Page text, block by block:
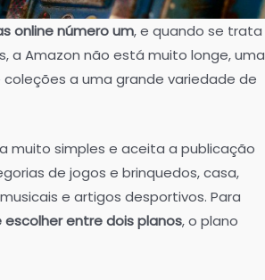
online número um, e quando se trata
a Amazon não está muito longe, uma
a uma grande variedade de
muito simples e aceita a publicação
de jogos e brinquedos, casa,
e artigos desportivos. Para
escolher entre dois planos, o plano